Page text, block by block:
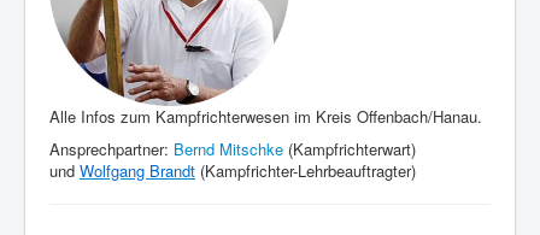
Berichte
Statistik
Sport
Alle Infos zum Kampfrichterwesen im Kreis Offenbach/Hanau.
Ansprechpartner: Bernd Mitschke (Kampfrichterwart)
und Wolfgang Brandt (Kampfrichter-Lehrbeauftragter)